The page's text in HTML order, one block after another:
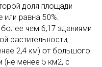
доля площади
или равна 50%.
чем 6,17 зданиями
растительности,
2,4 км) от большого
(не менее 5 км2, с